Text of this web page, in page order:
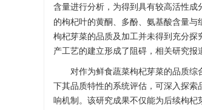
含量进行分析，为得到具有较高活性
的枸杞叶的黄酮、多酚、氨基酸含量
枸杞芽菜的品质及加工并未得到充分
产工艺的建立形成了阻碍，相关研究报
对作为鲜食蔬菜枸杞芽菜的品质综
下其品质特性的系统评估，可深入探
响机制。该研究成果不仅能为后续枸